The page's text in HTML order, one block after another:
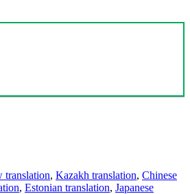
translation, Kazakh translation, Chinese
, Estonian translation, Japanese